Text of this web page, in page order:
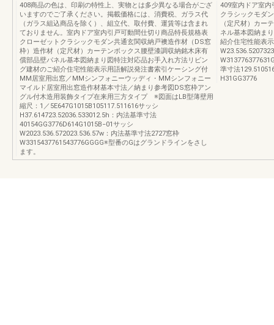
408商品の色は、印刷の特性上、実物とは多少異なる場合がござ
いますのでご了承ください。掲載価格には、消費税、ガラス代
（ガラス組込商品を除く）、組立代、取付費、運賃等は含まれ
ておりません。室内ドア室内引戸可動間仕切り商品特長規格表
クローゼットクラシックモダン共通玄関収納戸襖造作材（DS窓
枠）造作材（定尺材）カーテンボックス腰壁漆調収納銘木床有
償部品壁パネル基本図納まり図特注対応品お手入れ方法リビン
グ建材のご紹介住宅性能表示用語解説発注書索引ケーシング付
MM居室用出窓／MMシンフォニーウッディ・MMシンフォニー
マイルド居室用出窓造作材基本寸法／納まり参考図DS窓枠アン
グル付木造用装飾タイプ在来用三方タイプ ※図面はLB型薄壁用
縮尺：1／5E647G1015B105117.511616サッシ
H37.614723.52036.533012.5h：内法基準寸法
40154GG3776D614G1015B−01サッシ
W2023.536.572023.536.57w：内法基準寸法2727窓枠
W3315437761543776GGGG※型番のGはグランドラインをさし
ます。
409室内ドア室内
クラシックモダ
（定尺材）カー
ネル基本図納ま
紹介住宅性能表
準寸法
H31GG3776